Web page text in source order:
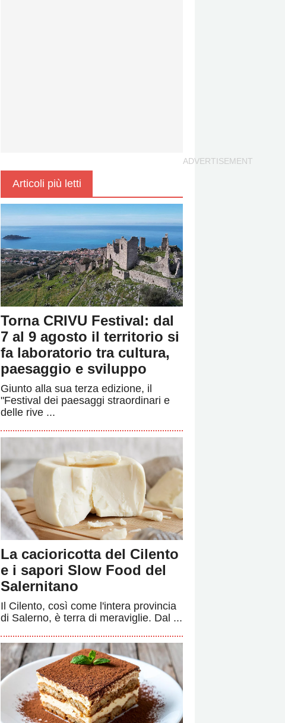
Articoli più letti
Torna CRIVU Festival: dal
7 al 9 agosto il territorio si
fa laboratorio tra cultura,
paesaggio e sviluppo
Giunto alla sua terza edizione, il
"Festival dei paesaggi straordinari e
delle rive ...
La cacioricotta del Cilento
e i sapori Slow Food del
Salernitano
Il Cilento, così come l'intera provincia
di Salerno, è terra di meraviglie. Dal ...